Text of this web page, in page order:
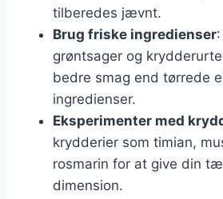
tilberedes jævnt.
Brug friske ingredienser
grøntsager og
bedre smag end tørrede
ingredienser.
Eksperimenter med
krydderier som timian,
rosmarin for at give din
dimension.